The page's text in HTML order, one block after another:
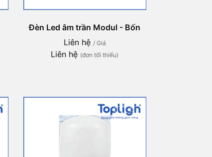
Đèn Led âm trần Modul - Bốn
Liên hệ / Giá
Liên hệ (đơn tối thiểu)